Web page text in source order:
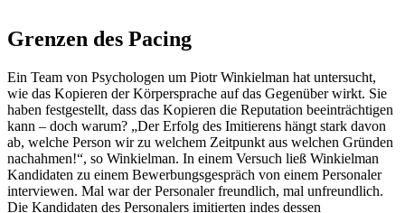
Grenzen des Pacing
Ein Team von Psychologen um Piotr Winkielman hat untersucht,
wie das Kopieren der Körpersprache auf das Gegenüber wirkt. Sie
haben festgestellt, dass das Kopieren die Reputation beeinträchtigen
kann – doch warum? „Der Erfolg des Imitierens hängt stark davon
ab, welche Person wir zu welchem Zeitpunkt aus welchen Gründen
nachahmen!“, so Winkielman. In einem Versuch ließ Winkielman
Kandidaten zu einem Bewerbungsgespräch von einem Personaler
interviewen. Mal war der Personaler freundlich, mal unfreundlich.
Die Kandidaten des Personalers imitierten indes dessen